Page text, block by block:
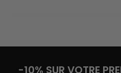
-10% SUR VOTRE